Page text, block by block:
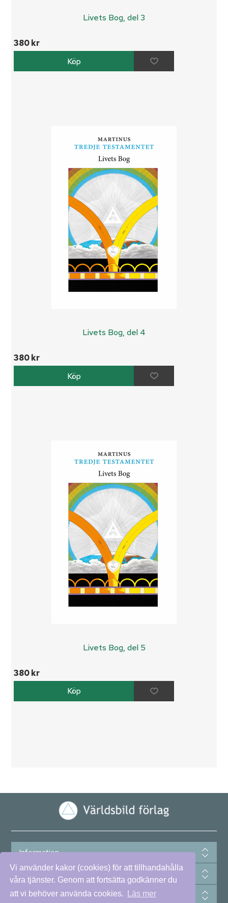
Vi använder kakor (cookies) för att tillhandahålla
våra tjänster. Genom att fortsätta godkänner du
att vi behöver använda cookies.
Läs mer
Livets Bog, del 3
380 kr
Livets Bog, del 4
380 kr
Livets Bog, del 5
380 kr
Information
Betala säkert med kort, swish eller faktura
Prenumerera på vårt nyhetsbrev